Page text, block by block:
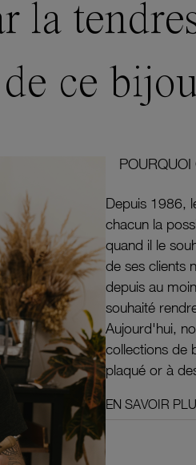
la
de ce
Depuis 1986,
chacun la
quand il le
de ses clients
depuis au
souhaité
Aujourd'hui,
collections de
plaqué or à
EN SAVOIR